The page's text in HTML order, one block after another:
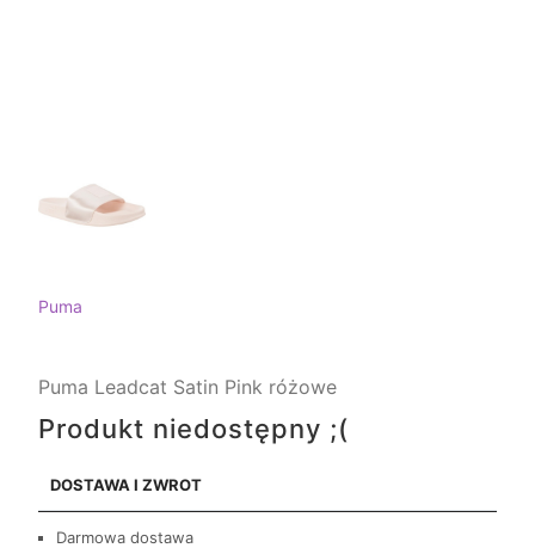
Puma
Puma Leadcat Satin Pink różowe
Produkt niedostępny ;(
DOSTAWA I ZWROT
Darmowa dostawa